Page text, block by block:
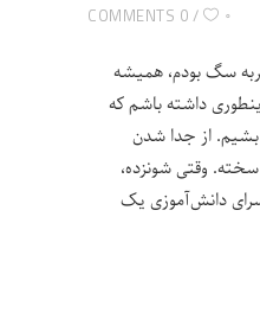
0 COMMENTS
۰
سگ بودم، همیشه
داشته باشم که
از جدا شدن
سخته. وقتی شونزده،
دانش‌آموزی یک